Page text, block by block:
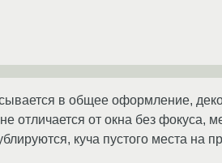
в общее оформление,
отличается от окна без фокуса,
куча пустого места на